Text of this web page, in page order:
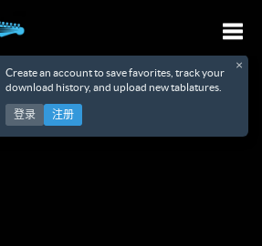
×
Create an account to save favorites, track your
download history, and upload new tablatures.
登录 注册
艺术家 B